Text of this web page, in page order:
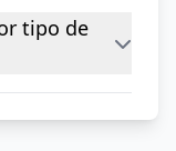
tipo de